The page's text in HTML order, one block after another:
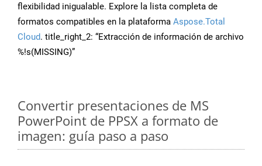
flexibilidad inigualable. Explore la lista completa de
formatos compatibles en la plataforma Aspose.Total
Cloud. title_right_2: “Extracción de información de archivo
%!s(MISSING)”
Convertir presentaciones de MS
PowerPoint de PPSX a formato de
imagen: guía paso a paso